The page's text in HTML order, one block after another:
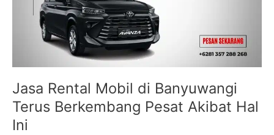
Jasa Rental Mobil di Banyuwangi
Terus Berkembang Pesat Akibat Hal
Ini
Berkembang